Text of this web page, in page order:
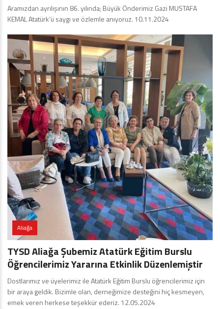
Aramızdan ayrılışının 86. yılında; Büyük Önderimiz Gazi MUSTAFA
KEMAL Atatürk’ü saygı ve özlemle anıyoruz. 10.11.2024
Aliağa
TYSD Aliağa Şubemiz Atatürk Eğitim Burslu
Öğrencilerimiz Yararına Etkinlik Düzenlemiştir
Dostlarımız ve üyelerimiz ile Atatürk Eğitim Burslu öğrencilerimiz için
bir araya geldik. Bizimle olan, derneğimize desteğini hiç kesmeyen,
emek veren herkese teşekkür ederiz. 12.05.2024